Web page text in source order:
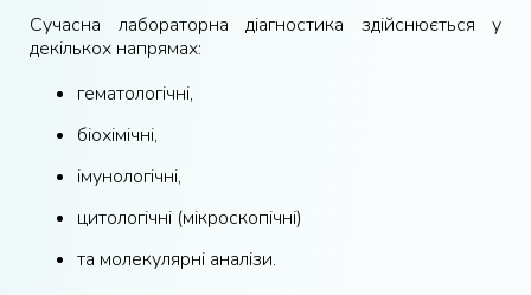
Сучасна лабораторна діагностика здійснюється у
декількох напрямах:
гематологічні,
біохімічні,
імунологічні,
цитологічні (мікроскопічні)
та молекулярні аналізи.